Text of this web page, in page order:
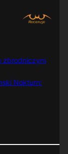
zbrodniczym
Nokturn: